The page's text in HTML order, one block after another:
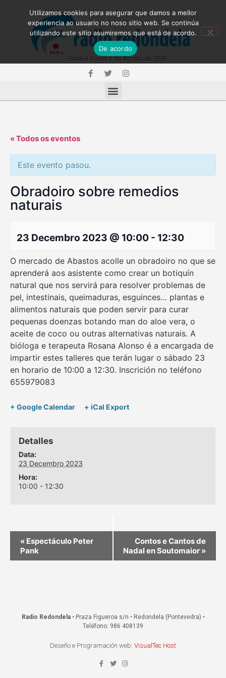
« Todos os eventos
Este evento pasou.
Obradoiro sobre remedios
naturais
23 Decembro 2023 @ 10:00 - 12:30
O mercado de Abastos acolle un obradoiro no que se
aprenderá aos asistente como crear un botiquín
natural que nos servirá para resolver problemas de
pel, intestinais, queimaduras, esguinces… plantas e
alimentos naturais que poden servir para curar
pequenas doenzas botando man do aloe vera, o
aceite de coco ou outras alternativas naturais. A
bióloga e terapeuta Rosana Alonso é a encargada de
impartir estes talleres que terán lugar o sábado 23
en horario de 10:00 a 12:30. Inscrición no teléfono
655979083
+ Google Calendar + iCal Export
Detalles
Data:
23 Decembro 2023
Hora:
10:00 - 12:30
« Espectáculo Peter
Pank
Contos e Cantos de
Nadal en Soutomaior »
Radio Redondela• Praza Figueroa s/n • Redondela (Pontevedra) •
Teléfono: 986 408139
Deseño e Programación web: VisualTec Host
Utilizamos cookies para asegurar que damos a mellor
experiencia ao usuario no noso sitio web. Se continúa
utilizando este sitio asumiremos que está de acordo.
De acordo